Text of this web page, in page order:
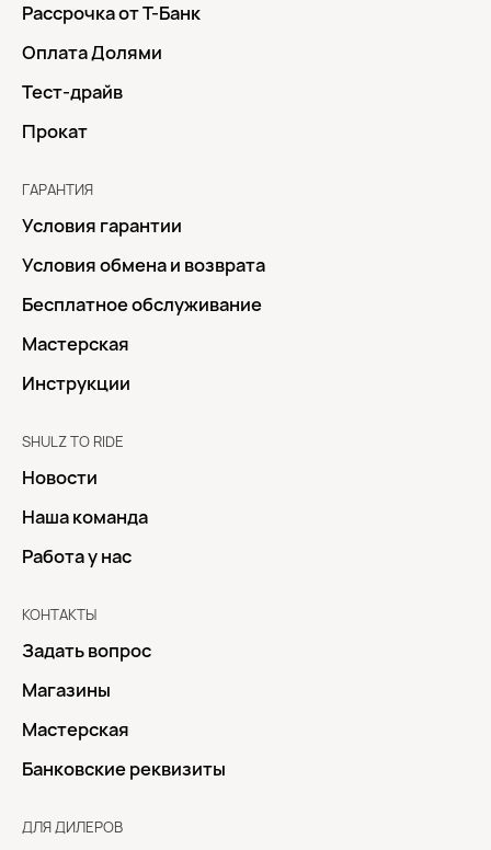
Рассрочка от Т-Банк
Оплата Долями
Тест-драйв
Прокат
ГАРАНТИЯ
Условия гарантии
Условия обмена и возврата
Бесплатное обслуживание
Мастерская
Инструкции
SHULZ TO RIDE
Новости
Наша команда
Работа у нас
КОНТАКТЫ
Задать вопрос
Магазины
Мастерская
Банковские реквизиты
ДЛЯ ДИЛЕРОВ